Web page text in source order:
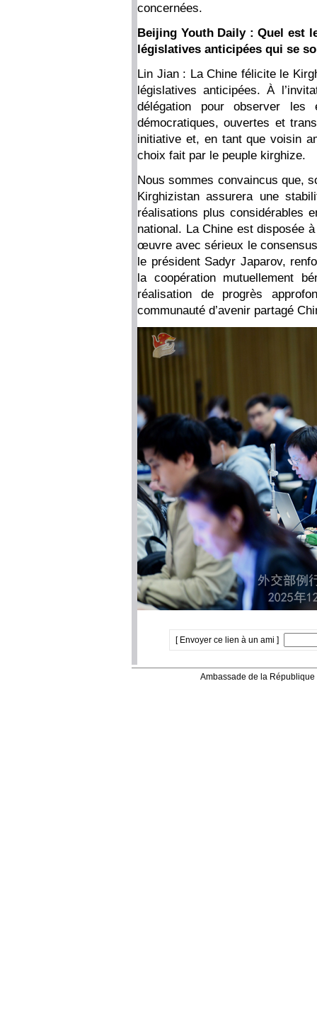
concernées.
Beijing Youth Daily : Quel est
législatives anticipées qui se
Lin Jian : La Chine félicite le
législatives anticipées. À
délégation pour observer
démocratiques, ouvertes et
initiative et, en tant que voisin
choix fait par le peuple kirghize.
Nous sommes convaincus que,
Kirghizistan assurera une
réalisations plus considérables
national. La Chine est disposée
œuvre avec sérieux le
le président Sadyr Japarov,
la coopération mutuellement
réalisation de progrès
communauté d’avenir partagé
[ Envoyer ce lien à un ami ]
Ambassade de la